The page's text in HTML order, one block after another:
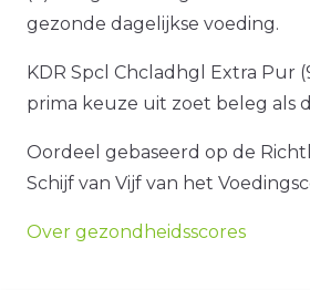
gezonde dagelijkse voeding.
KDR Spcl Chcladhgl Extra Pur
prima keuze uit zoet beleg als
Oordeel gebaseerd op de
Schijf van Vijf van het
Over gezondheidsscores